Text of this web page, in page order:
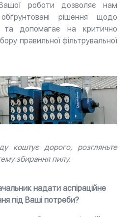
роботи дозволяє нам
рішення щодо
та допомагає на критично
правильної фільтрувальної
коштує дорого, розгляньте
збирання пилу.
надати аспіраційне
під Ваші потреби?